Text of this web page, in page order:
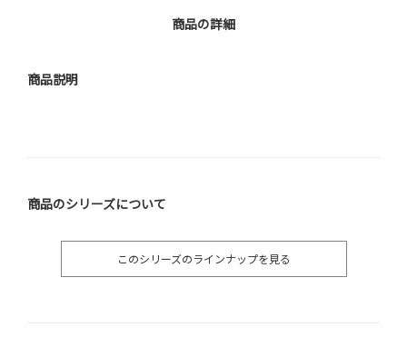
商品の詳細
商品説明
商品のシリーズについて
このシリーズのラインナップを見る